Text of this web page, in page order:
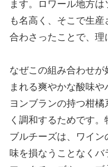
ます。ロワール地方
も名高く、そこで生
合わさったことで、理
なぜこの組み合わせ
まれる爽やかな酸味
ヨンブランの持つ柑
く調和するためです
ブルチーズは、ワイ
味を損なうことなくバ